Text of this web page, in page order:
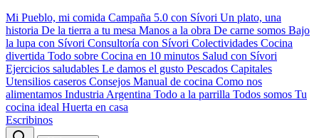
Mi Pueblo, mi comida Campaña 5.0 con Sívori Un plato, una
historia De la tierra a tu mesa Manos a la obra De carne somos Bajo
la lupa con Sívori Consultoría con Sívori Colectividades Cocina
divertida Todo sobre Cocina en 10 minutos Salud con Sívori
Ejercicios saludables Le damos el gusto Pescados Capitales
Utensilios caseros Consejos Manual de cocina Como nos
alimentamos Industria Argentina Todo a la parrilla Todos somos Tu
cocina ideal Huerta en casa
Escribinos